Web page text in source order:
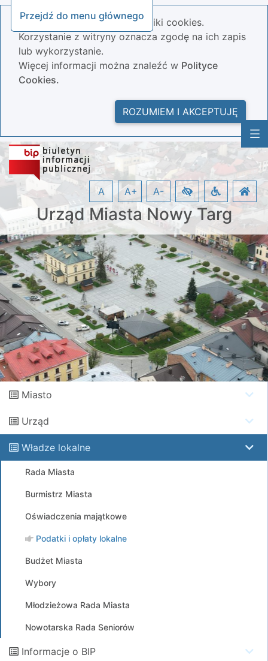
Przejdź do menu głównego
Nasza strona wykorzystuje pliki cookies.
Korzystanie z witryny oznacza zgodę na ich zapis
lub wykorzystanie.
Więcej informacji można znaleźć w Polityce
Cookies.
ROZUMIEM I AKCEPTUJĘ
Urząd Miasta Nowy Targ
A A+ A-
Miasto
Urząd
Władze lokalne
Rada Miasta
Burmistrz Miasta
Oświadczenia majątkowe
Podatki i opłaty lokalne
Budżet Miasta
Wybory
Młodzieżowa Rada Miasta
Nowotarska Rada Seniorów
Informacje o BIP